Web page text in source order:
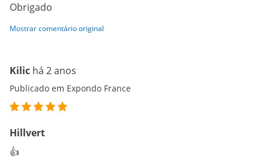
Obrigado
Mostrar comentário original
Kilic há 2 anos
Publicado em Expondo France
Hillvert
👍